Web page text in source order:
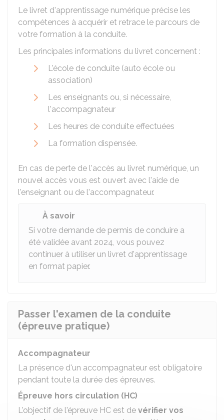
Le livret d'apprentissage numérique précise les
compétences à acquérir et retrace le parcours de
votre formation à la conduite.
Les principales informations du livret concernent :
L'école de conduite (auto école ou
association)
Les enseignants ou, si nécessaire,
l'accompagnateur
Les heures de conduite effectuées
La formation dispensée.
En cas de perte de l'accès au livret numérique, un
nouvel accès vous est ouvert avec l'aide de
l'enseignant ou de l'accompagnateur.
À savoir
Si votre demande de permis de conduire a
été validée avant 2024, vous pouvez
continuer à utiliser un livret d'apprentissage
en format papier.
Passer l'examen de la conduite
(épreuve pratique)
Accompagnateur
La présence d'un accompagnateur est obligatoire
pendant toute la durée des épreuves.
Épreuve hors circulation (HC)
L'objectif de l'épreuve HC est de vérifier vos